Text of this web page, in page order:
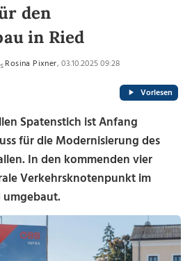
den
in Ried
Rosina Pixner, 03.10.2025 09:28
Vorlesen
Spatenstich ist Anfang
für die Modernisierung des
In den kommenden vier
Verkehrsknotenpunkt im